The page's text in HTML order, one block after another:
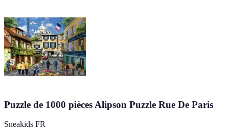
Puzzle de 1000 pièces Alipson Puzzle Rue De Paris
Sneakids FR